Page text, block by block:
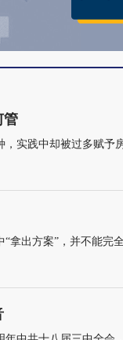
管
实践中却被过多赋予
拿出方案”，并不能完